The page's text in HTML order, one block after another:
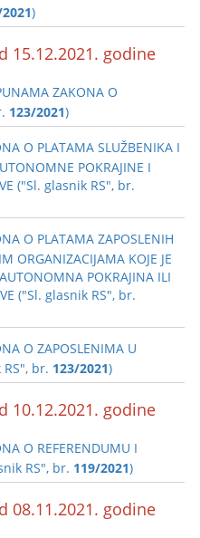
)
15.12.2021. godine
ZAKONA O
123/2021)
O PLATAMA SLUŽBENIKA I
POKRAJINE I
("Sl. glasnik RS", br.
O PLATAMA ZAPOSLENIH
ORGANIZACIJAMA KOJE JE
POKRAJINA ILI
("Sl. glasnik RS", br.
O ZAPOSLENIMA U
RS", br. 123/2021)
10.12.2021. godine
O REFERENDUMU I
RS", br. 119/2021)
08.11.2021. godine